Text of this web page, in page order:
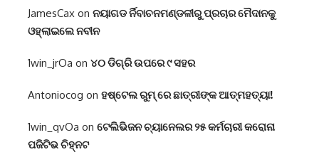
JamesCax on ନୟାଗଡ ର୍ନିବାଚନମଣ୍ଡଳୀରୁ ପ୍ରଚାର ମୈଦାନକୁ
ଓହ୍ଲାଇଲେ ନବୀନ
1win_jrOa on ୪୦ ଡିଗ୍ରି ଉପରେ ୯ ସହର
Antoniocog on ହଷ୍ଟେଲ ରୁମ୍ ରେ ଛାତ୍ରୀଙ୍କ ଆତ୍ମହତ୍ୟା!
1win_qvOa on ଟେଲିଭିଜନ ଚ୍ୟାନେଲର ୨୫ କର୍ମଚାରୀ କରୋନା
ପଜିଟିଭ ଚିହ୍ନଟ